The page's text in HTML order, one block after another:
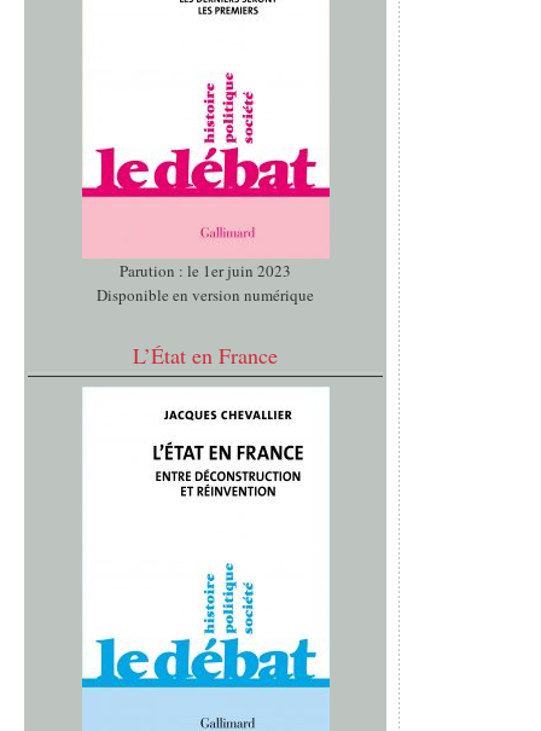
Parution : le 1er juin 2023
Disponible en version numérique
L’État en France